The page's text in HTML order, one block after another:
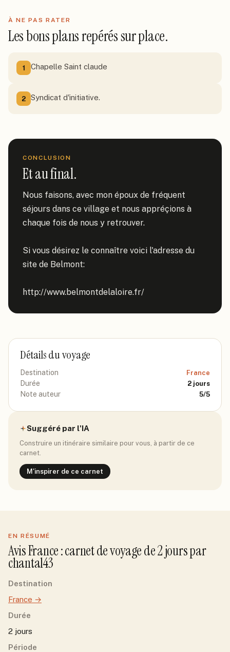
À NE PAS RATER
Les bons plans repérés sur place.
1 Chapelle Saint claude
2 Syndicat d'initiative.
CONCLUSION
Et au final.
Nous faisons, avec mon époux de fréquent
séjours dans ce village et nous appréçions à
chaque fois de nous y retrouver.
Si vous désirez le connaître voici l'adresse du
site de Belmont:
http://www.belmontdelaloire.fr/
Détails du voyage
Destination France
Durée 2 jours
Note auteur 5/5
Suggéré par l'IA
Construire un itinéraire similaire pour vous, à partir de ce
carnet.
M'inspirer de ce carnet
EN RÉSUMÉ
AvisFrance: carnet de voyage de2jourspar
chantal43
Destination
France →
Durée
2 jours
Période